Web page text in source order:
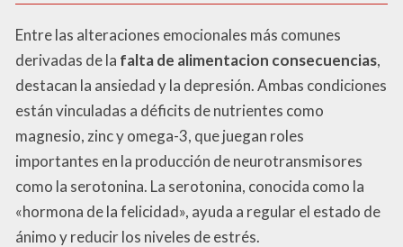
Entre las alteraciones emocionales más comunes
derivadas de la falta de alimentacion consecuencias,
destacan la ansiedad y la depresión. Ambas condiciones
están vinculadas a déficits de nutrientes como
magnesio, zinc y omega-3, que juegan roles
importantes en la producción de neurotransmisores
como la serotonina. La serotonina, conocida como la
«hormona de la felicidad», ayuda a regular el estado de
ánimo y reducir los niveles de estrés.